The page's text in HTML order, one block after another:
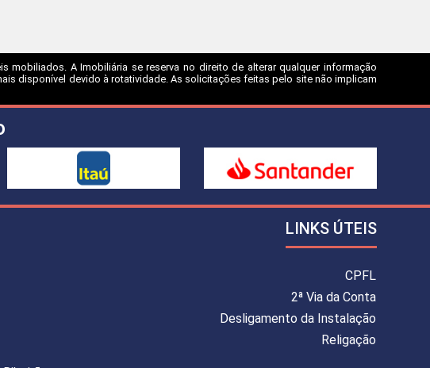
A Imobiliária se reserva no direito de alterar qualquer informação
disponível devido à rotatividade. As solicitações feitas pelo site não implicam
LINKS ÚTEIS
CPFL
2ª Via da Conta
Desligamento da Instalação
Religação